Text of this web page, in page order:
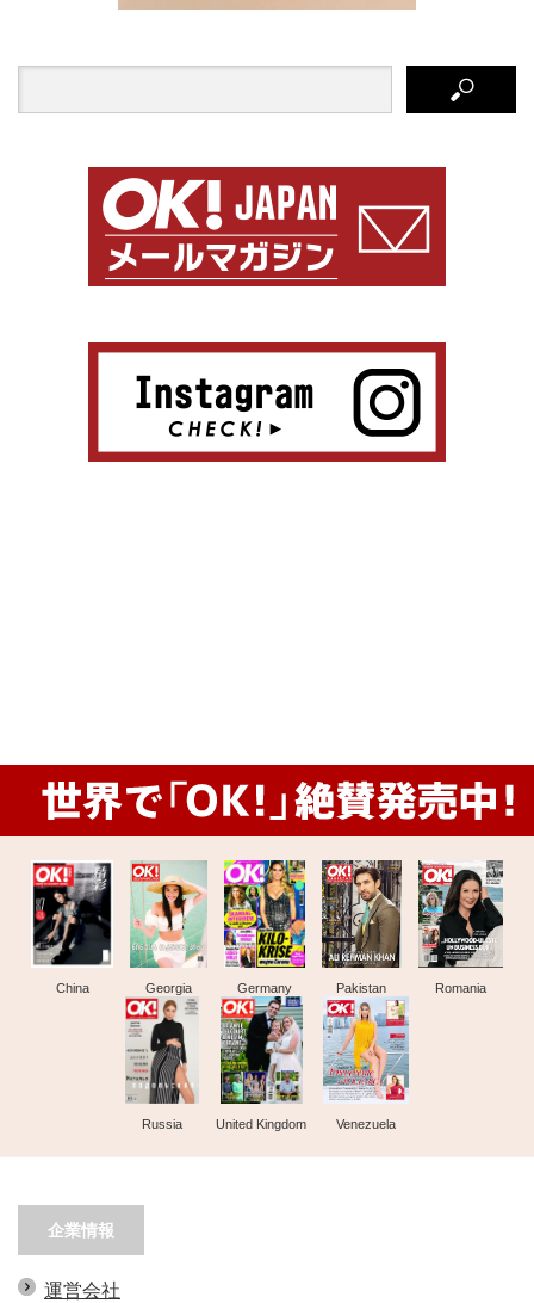
China Georgia Germany Pakistan Romania
Russia United Kingdom Venezuela
企業情報
運営会社